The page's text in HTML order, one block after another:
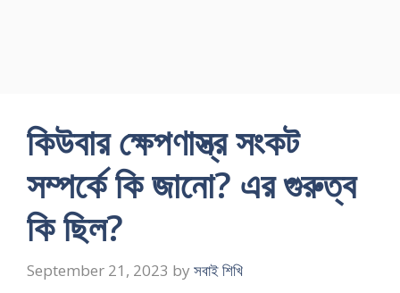
কিউবার ক্ষেপণাস্ত্র সংকট
সম্পর্কে কি জানো? এর গুরুত্ব
কি ছিল?
September 21, 2023 by সবাই শিখি